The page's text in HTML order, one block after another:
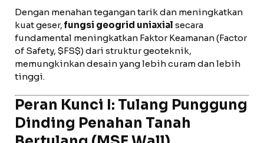
Dengan menahan tegangan tarik dan meningkatkan
kuat geser, fungsi geogrid uniaxial secara
fundamental meningkatkan Faktor Keamanan (Factor
of Safety, $FS$) dari struktur geoteknik,
memungkinkan desain yang lebih curam dan lebih
tinggi.
Peran Kunci I: Tulang Punggung
Dinding Penahan Tanah